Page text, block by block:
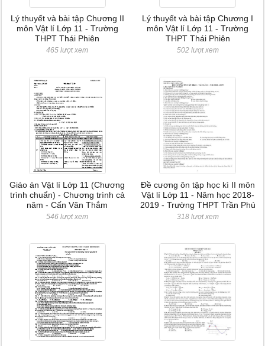
Lý thuyết và bài tập Chương II
môn Vật lí Lớp 11 - Trường
THPT Thái Phiên
465 lượt xem
Lý thuyết và bài tập Chương I
môn Vật lí Lớp 11 - Trường
THPT Thái Phiên
502 lượt xem
Giáo án Vật lí Lớp 11 (Chương
trình chuẩn) - Chương trình cả
năm - Cấn Văn Thắm
546 lượt xem
Đề cương ôn tập học kì II môn
Vật lí Lớp 11 - Năm học 2018-
2019 - Trường THPT Trần Phú
318 lượt xem